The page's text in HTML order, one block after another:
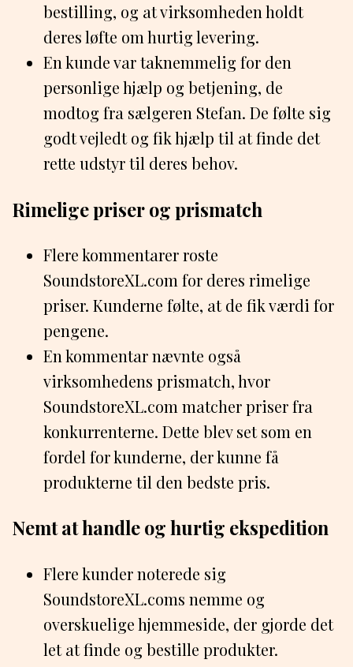
bestilling, og at virksomheden holdt
deres løfte om hurtig levering.
En kunde var taknemmelig for den
personlige hjælp og betjening, de
modtog fra sælgeren Stefan. De følte sig
godt vejledt og fik hjælp til at finde det
rette udstyr til deres behov.
Rimelige priser og prismatch
Flere kommentarer roste
SoundstoreXL.com for deres rimelige
priser. Kunderne følte, at de fik værdi for
pengene.
En kommentar nævnte også
virksomhedens prismatch, hvor
SoundstoreXL.com matcher priser fra
konkurrenterne. Dette blev set som en
fordel for kunderne, der kunne få
produkterne til den bedste pris.
Nemt at handle og hurtig ekspedition
Flere kunder noterede sig
SoundstoreXL.coms nemme og
overskuelige hjemmeside, der gjorde det
let at finde og bestille produkter.